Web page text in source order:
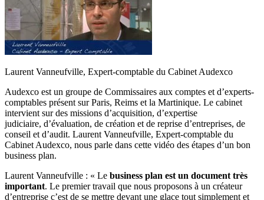
Laurent Vanneufville, Expert-comptable du Cabinet Audexco
Audexco est un groupe de Commissaires aux comptes et d’experts-
comptables présent sur Paris, Reims et la Martinique. Le cabinet
intervient sur des missions d’acquisition, d’expertise
judiciaire, d’évaluation, de création et de reprise d’entreprises, de
conseil et d’audit. Laurent Vanneufville, Expert-comptable du
Cabinet Audexco, nous parle dans cette vidéo des étapes d’un bon
business plan.
Laurent Vanneufville : « Le business plan est un document très
important. Le premier travail que nous proposons à un créateur
d’entreprise c’est de se mettre devant une glace tout simplement et